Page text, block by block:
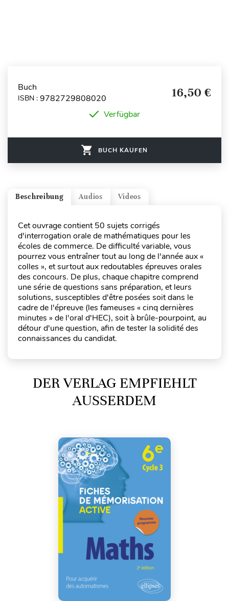
Buch
ISBN : 9782729808020 16,50 €
Verfügbar
BUCH KAUFEN
Videos
Audios
Beschreibung
Cet ouvrage contient 50 sujets corrigés
d'interrogation orale de mathématiques pour les
écoles de commerce. De difficulté variable, vous
pourrez vous entraîner tout au long de l'année aux «
colles », et surtout aux redoutables épreuves orales
des concours. De plus, chaque chapitre comprend
une série de questions sans préparation, et leurs
solutions, susceptibles d'être posées soit dans le
cadre de l'épreuve (les fameuses « cinq dernières
minutes » de l'oral d'HEC), soit à brûle-pourpoint, au
détour d'une question, afin de tester la solidité des
connaissances du candidat.
DER VERLAG EMPFIEHLT
AUSSERDEM